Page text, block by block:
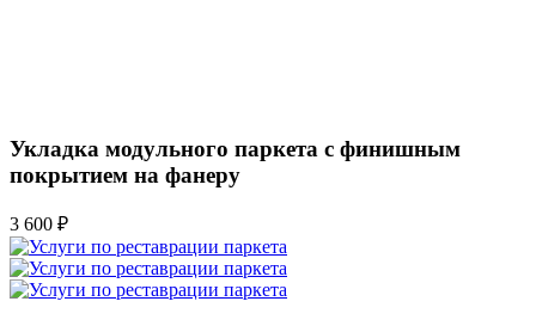
Укладка модульного паркета с финишным
покрытием на фанеру
3 600 ₽